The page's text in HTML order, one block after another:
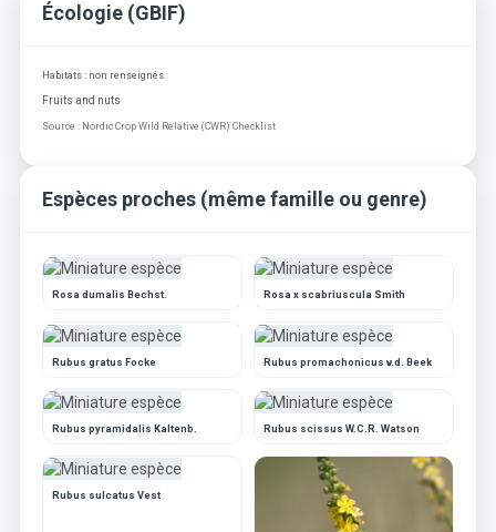
Écologie (GBIF)
Habitats : non renseignés
Fruits and nuts
Source : Nordic Crop Wild Relative (CWR) Checklist
Espèces proches (même famille ou genre)
Rosa dumalis Bechst. Rosa x scabriuscula Smith
Rubus gratus Focke Rubus promachonicus v.d. Beek
Rubus pyramidalis Kaltenb. Rubus scissus W.C.R. Watson
Rubus sulcatus Vest